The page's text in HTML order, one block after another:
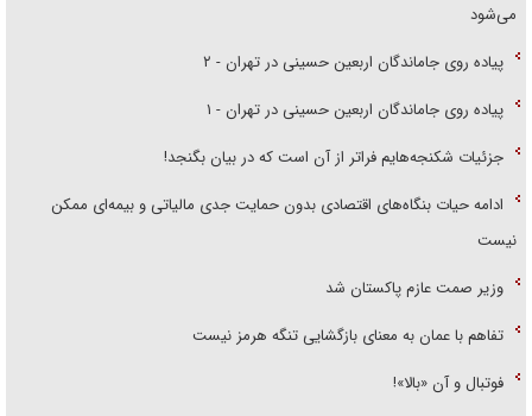
می‌شود
پیاده روی جاماندگان اربعین حسینی در تهران - ۲
پیاده روی جاماندگان اربعین حسینی در تهران - ۱
جزئیات شکنجه‌هایم فراتر از آن است که در بیان بگنجد!
ادامه حیات بنگاه‌های اقتصادی بدون حمایت جدی مالیاتی و بیمه‌ای ممکن
نیست
وزیر صمت عازم پاکستان شد
تفاهم با عمان به معنای بازگشایی تنگه هرمز نیست
فوتبال و آن «بالا»!